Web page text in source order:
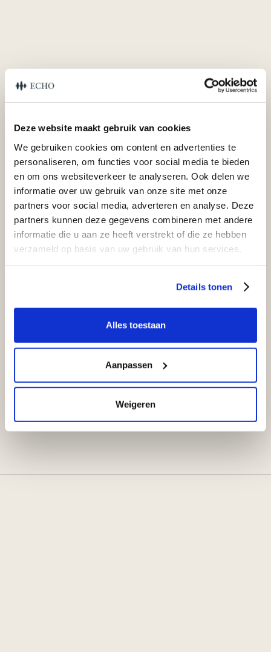
Deze website maakt gebruik van cookies
We gebruiken cookies om content en advertenties te
personaliseren, om functies voor social media te bieden
en om ons websiteverkeer te analyseren. Ook delen we
informatie over uw gebruik van onze site met onze
partners voor social media, adverteren en analyse. Deze
partners kunnen deze gegevens combineren met andere
informatie die u aan ze heeft verstrekt of die ze hebben
verzameld op basis van uw gebruik van hun services.
Details tonen
Alles toestaan
Aanpassen
Weigeren
4. Lange Levensduur en Onderhoudsgemak:
Conclusie